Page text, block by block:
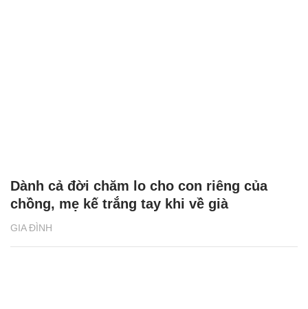
GIA ĐÌNH
Dành cả đời chăm lo cho con riêng của
chồng, mẹ kế trắng tay khi về già